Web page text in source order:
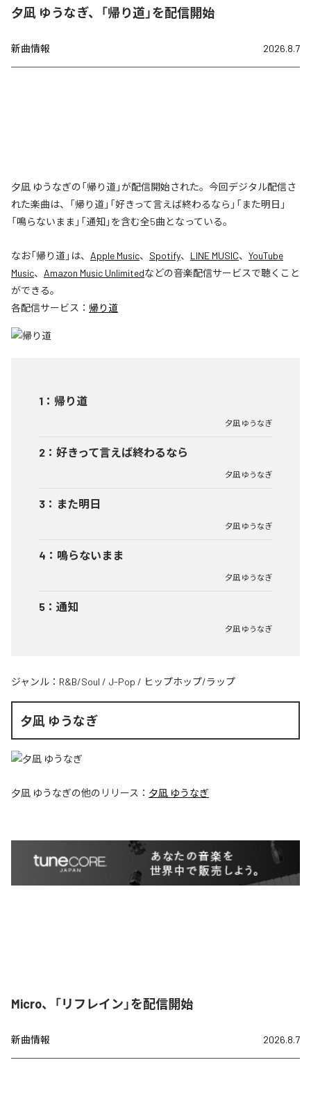
夕凪 ゆうなぎ、「帰り道」を配信開始
新曲情報 2026.8.7
夕凪 ゆうなぎの「帰り道」が配信開始された。今回デジタル配信さ
れた楽曲は、「帰り道」「好きって言えば終わるなら」「また明日」
「鳴らないまま」「通知」を含む全5曲となっている。
なお「帰り道」は、 Apple Music、 Spotify、 LINE MUSIC、 YouTube
Music、 Amazon Music Unlimitedなどの音楽配信サービスで聴くこと
ができる。
各配信サービス： 帰り道
1 ： 帰り道
夕凪 ゆうなぎ
2 ： 好きって言えば終わるなら
夕凪 ゆうなぎ
3 ： また明日
夕凪 ゆうなぎ
4 ： 鳴らないまま
夕凪 ゆうなぎ
5 ： 通知
夕凪 ゆうなぎ
ジャンル： R&B/Soul / J-Pop / ヒップホップ/ラップ
夕凪 ゆうなぎ
夕凪 ゆうなぎの他のリリース： 夕凪 ゆうなぎ
Micro、「リフレイン」を配信開始
新曲情報 2026.8.7